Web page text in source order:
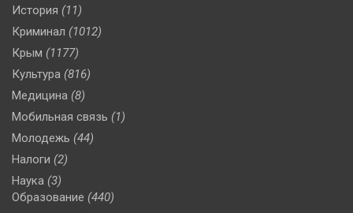
История (11)
Криминал (1012)
Крым (1177)
Культура (816)
Медицина (8)
Мобильная связь (1)
Молодежь (44)
Налоги (2)
Наука (3)
Образование (440)